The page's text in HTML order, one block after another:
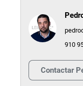
910
Contactar